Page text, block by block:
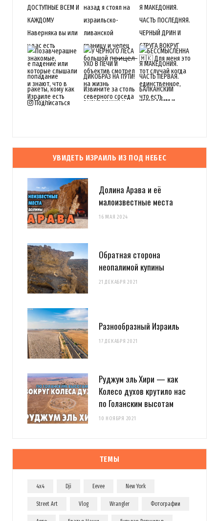
Подписаться
УВИДЕТЬ ИЗРАИЛЬ ИЗ ПОД НЕБЕС
Долина Арава и её
малоизвестные места
16 МАЯ 2024
Обратная сторона
неопалимой купины
21 ДЕКАБРЯ 2021
Разнообразный Израиль
17 ДЕКАБРЯ 2021
Руджум эль Хири — как
Колесо духов крутило нас
по Голанским высотам
10 НОЯБРЯ 2021
ТЕМЫ
4x4 Dji Eevee New York
Street Art Vlog Wrangler Фотографии